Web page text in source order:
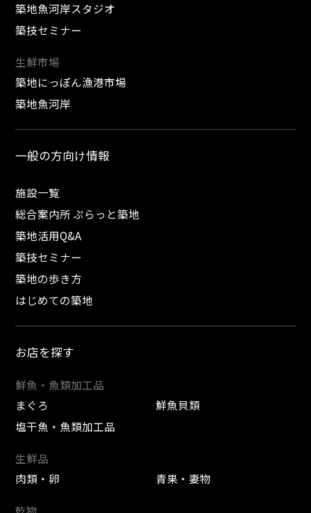
築地魚河岸スタジオ
築技セミナー
生鮮市場
築地にっぽん漁港市場
築地魚河岸
一般の方向け情報
施設一覧
総合案内所 ぷらっと築地
築地活用Q&A
築技セミナー
築地の歩き方
はじめての築地
お店を探す
鮮魚・魚類加工品
まぐろ
鮮魚貝類
塩干魚・魚類加工品
生鮮品
肉類・卵
青果・妻物